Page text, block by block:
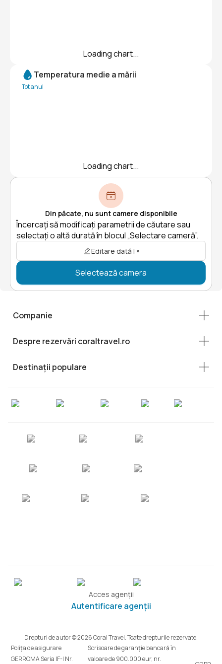
Loading chart...
Temperatura medie a mării
Tot anul
Loading chart...
Din păcate, nu sunt camere disponibile
Încercați să modificați parametrii de căutare sau
selectați o altă durată în blocul „Selectare cameră”.
Editare dată | ×
Selectează camera
Companie
Despre rezervări coraltravel.ro
Destinații populare
Acces agenții
Autentificare agenții
Drepturi de autor © 2026 Coral Travel. Toate drepturile rezervate.
Polița de asigurare
GERROMA Seria IF-I Nr.
Scrisoare de garanție bancară în
valoare de 900.000 eur, nr.